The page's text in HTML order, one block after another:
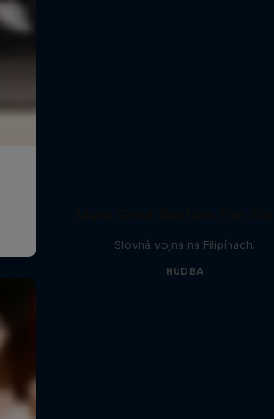
Slovná vojna na Filipínach.
HUDBA